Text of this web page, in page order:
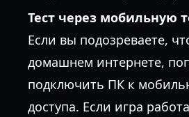
Тест через мобильную
Если вы подозреваете,
домашнем интернете,
подключить ПК к
доступа. Если игра